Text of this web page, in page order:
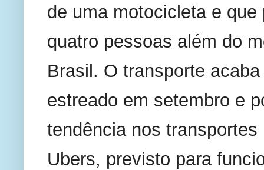
de uma motocicleta e
quatro pessoas além do
Brasil. O transporte
estreado em setembro e
tendência nos
Ubers, previsto para